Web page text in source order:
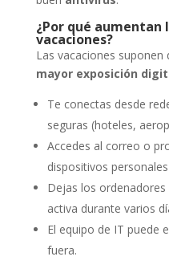
¿Por qué aumentan
vacaciones?
Las vacaciones
mayor exposición
Te conectas desde
seguras (hoteles,
Accedes al correo o
dispositivos
Dejas los
activa durante varios
El equipo de IT puede
fuera.